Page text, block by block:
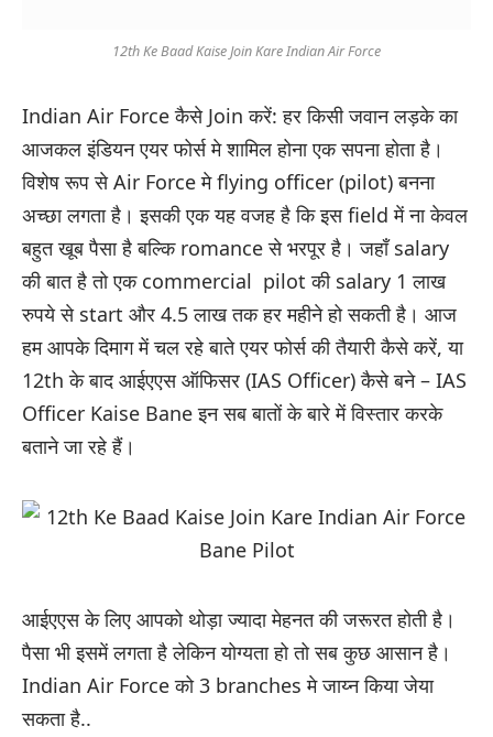
12th Ke Baad Kaise Join Kare Indian Air Force
Indian Air Force कैसे Join करें: हर किसी जवान लड़के का
आजकल इंडियन एयर फोर्स मे शामिल होना एक सपना होता है।
विशेष रूप से Air Force मे flying officer (pilot) बनना
अच्छा लगता है। इसकी एक यह वजह है कि इस field में ना केवल
बहुत खूब पैसा है बल्कि romance से भरपूर है। जहाँ salary
की बात है तो एक commercial pilot की salary 1 लाख
रुपये से start और 4.5 लाख तक हर महीने हो सकती है। आज
हम आपके दिमाग में चल रहे बाते एयर फोर्स की तैयारी कैसे करें, या
12th के बाद आईएएस ऑफिसर (IAS Officer) कैसे बने – IAS
Officer Kaise Bane इन सब बातों के बारे में विस्तार करके
बताने जा रहे हैं।
आईएएस के लिए आपको थोड़ा ज्यादा मेहनत की जरूरत होती है।
पैसा भी इसमें लगता है लेकिन योग्यता हो तो सब कुछ आसान है।
Indian Air Force को 3 branches मे जाय्न किया जेया
सकता है..